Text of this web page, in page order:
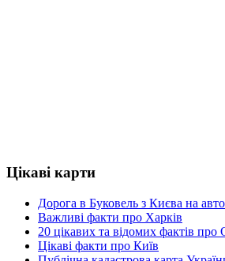
Цікаві карти
Дорога в Буковель з Києва на
Важливі факти про Харків
20 цікавих та відомих фактів
Цікаві факти про Київ